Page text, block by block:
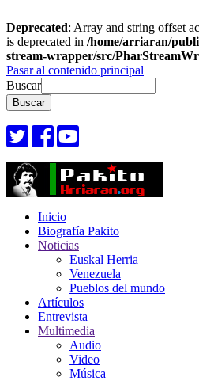
Deprecated: Array and string offset
is deprecated in /home/arriaran/
stream-wrapper/src/
Pasar al contenido principal
Buscar
Inicio
Biografía Pakito
Noticias
Euskal Herria
Venezuela
Pueblos del mundo
Artículos
Entrevista
Multimedia
Audio
Video
Música